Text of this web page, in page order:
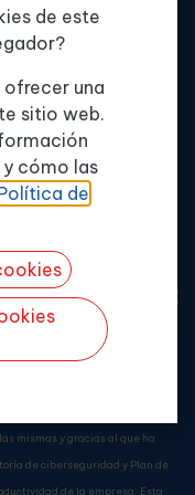
Servicios
Formación
Política de Calidad
Misión y Valores
mismas y gracias al que ha
de ciberseguridad y Plan de
de la empresa. Esta
de este
una
sitio web.
cómo las
de